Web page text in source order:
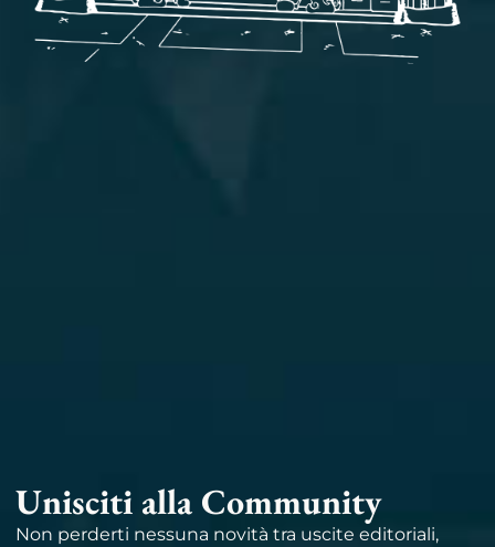
Unisciti alla Community
Non perderti nessuna novità tra uscite editoriali,